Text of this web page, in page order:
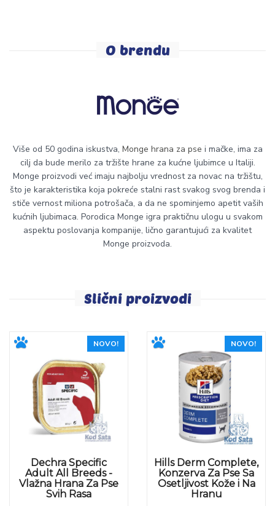
O brendu
Više od 50 godina iskustva, Monge hrana za pse i mačke, ima za
cilj da bude merilo za tržište hrane za kućne ljubimce u Italiji.
Monge proizvodi već imaju najbolju vrednost za novac na tržištu,
što je karakteristika koja pokreće stalni rast svakog svog brenda i
stiče vernost miliona potrošača, a da ne spominjemo apetit vaših
kućnih ljubimaca. Porodica Monge igra praktičnu ulogu u svakom
aspektu poslovanja kompanije, lično garantujući za kvalitet
Monge proizvoda.
Slični proizvodi
NOVO!
Dechra Specific
Adult All Breeds -
Vlažna Hrana Za Pse
Svih Rasa
NOVO!
Hills Derm Complete,
Konzerva Za Pse Sa
Osetljivost Kože i Na
Hranu